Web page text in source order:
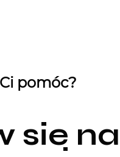
pomóc?
się